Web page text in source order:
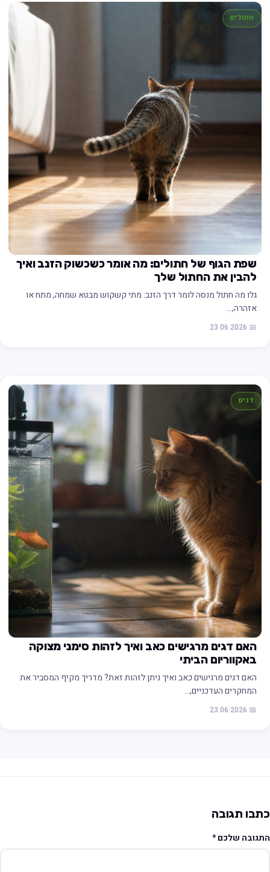
חתולים
שפת הגוף של חתולים: מה אומר כשכשוק הזנב ואיך
להבין את החתול שלך
גלו מה חתול מנסה לומר דרך הזנב: מתי קשקוש מבטא שמחה, מתח או
אזהרה,…
📅 23.06.2026
דגים
האם דגים מרגישים כאב ואיך לזהות סימני מצוקה
באקווריום הביתי
האם דגים מרגישים כאב ואיך ניתן לזהות זאת? מדריך מקיף המסביר את
המחקרים העדכניים,…
📅 23.06.2026
תגובה
שלכם*